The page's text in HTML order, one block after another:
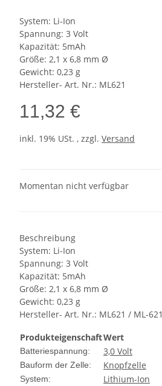
System: Li-Ion
Spannung: 3 Volt
Kapazität: 5mAh
Größe: 2,1 x 6,8 mm Ø
Gewicht: 0,23 g
Hersteller- Art. Nr.: ML621
11,32 €
inkl. 19% USt. , zzgl. Versand
Momentan nicht verfügbar
Beschreibung
System: Li-Ion
Spannung: 3 Volt
Kapazität: 5mAh
Größe: 2,1 x 6,8 mm Ø
Gewicht: 0,23 g
Hersteller- Art. Nr.: ML621 / ML-621
ProdukteigenschaftWert
Batteriespannung: 3,0 Volt
Bauform der Zelle: Knopfzelle
System: Lithium-Ion